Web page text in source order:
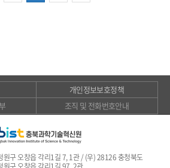
개인정보보호정책
조직 및 전화번호안내
원구 오창읍 각리1길 7, 1관 / (우) 28126 충청북도